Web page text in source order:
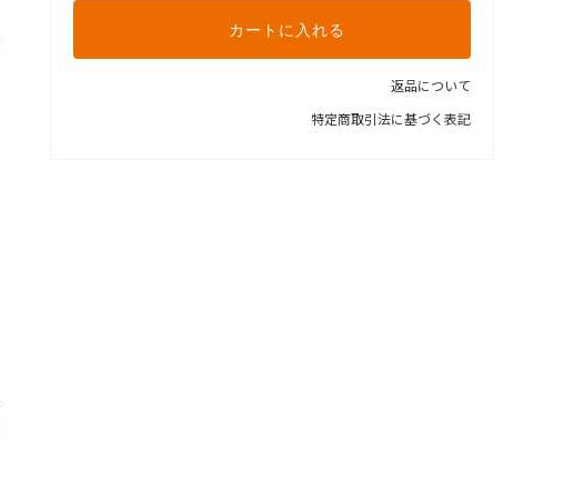
カートに入れる
返品について
特定商取引法に基づく表記